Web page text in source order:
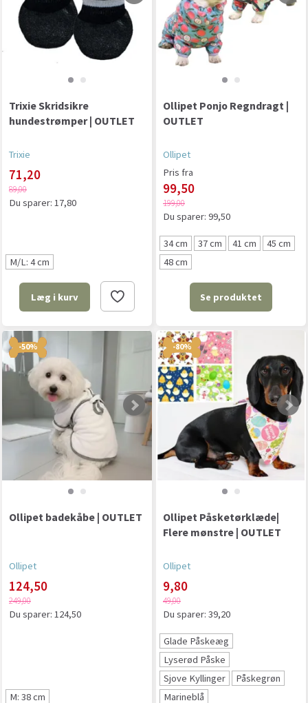
Trixie Skridsikre
hundestrømper | OUTLET
Trixie
71,20
89,00
Du sparer: 17,80
M/L: 4 cm
Læg i kurv
Ollipet Ponjo Regndragt |
OUTLET
Ollipet
Pris fra
99,50
199,00
Du sparer: 99,50
34 cm 37 cm 41 cm
45 cm
48 cm
Se produktet
-50%
Ollipet badekåbe | OUTLET
Ollipet
124,50
249,00
Du sparer: 124,50
M: 38 cm
-80%
Ollipet Påsketørklæde|
Flere mønstre | OUTLET
Ollipet
9,80
49,00
Du sparer: 39,20
Glade Påskeæg
Lyserød Påske
Sjove Kyllinger
Påskegrøn
Marineblå